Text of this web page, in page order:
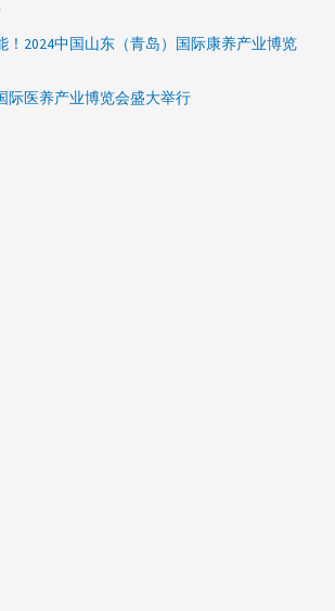
！2024中国山东（青岛）国际康养产业博览
际医养产业博览会盛大举行